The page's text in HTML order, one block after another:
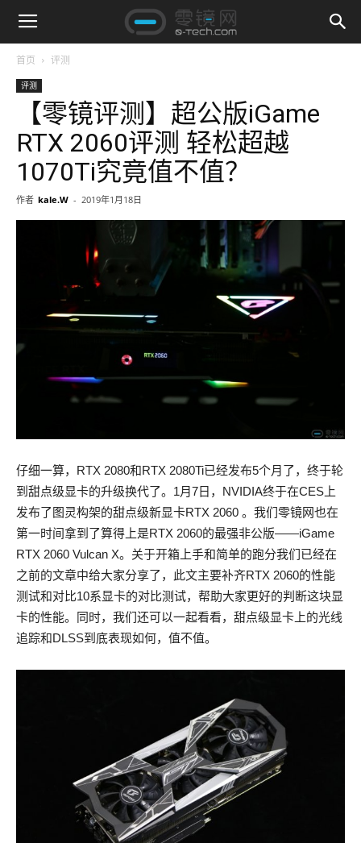
首页 评测
评测
【零镜评测】超公版iGame
RTX 2060评测 轻松超越
1070Ti究竟值不值？
作者 kale.W - 2019年1月18日
仔细一算，RTX 2080和RTX 2080Ti已经发布5个月了，终于轮
到甜点级显卡的升级换代了。1月7日，NVIDIA终于在CES上
发布了图灵构架的甜点级新显卡RTX 2060 。我们零镜网也在
第一时间拿到了算得上是RTX 2060的最强非公版——iGame
RTX 2060 Vulcan X。关于开箱上手和简单的跑分我们已经在
之前的文章中给大家分享了，此文主要补齐RTX 2060的性能
测试和对比10系显卡的对比测试，帮助大家更好的判断这块显
卡的性能。同时，我们还可以一起看看，甜点级显卡上的光线
追踪和DLSS到底表现如何，值不值。